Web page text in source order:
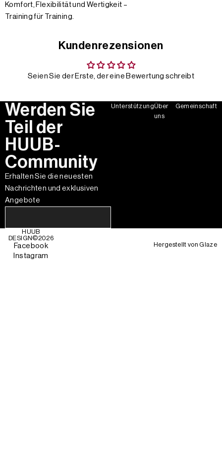
Komfort, Flexibilität und Wertigkeit –
Training für Training.
Kundenrezensionen
Seien Sie der Erste, der eine Bewertung schreibt
Werden Sie
Teil der
HUUB-
Community
Erhalten Sie die neuesten
Nachrichten und exklusiven
Angebote
UnterstützungÜber
uns
Gemeinschaft
HUUB
DESIGN©2026
Facebook
Instagram
Hergestellt vonGlaze